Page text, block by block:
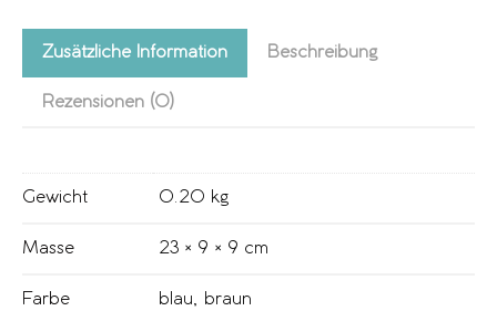
Zusätzliche Information Beschreibung
Rezensionen (0)
Gewicht 0.20 kg
Masse 23 × 9 × 9 cm
Farbe blau, braun